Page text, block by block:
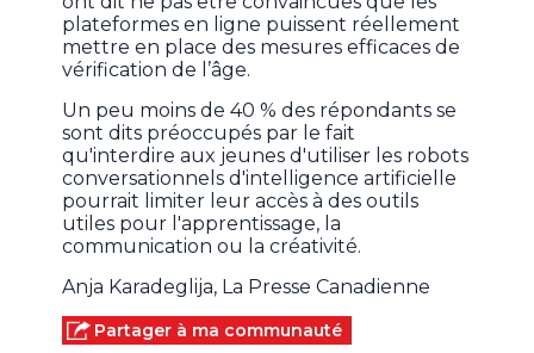
plateformes en ligne puissent réellement
mettre en place des mesures efficaces de
vérification de l’âge.
Un peu moins de 40 % des répondants se
sont dits préoccupés par le fait
qu'interdire aux jeunes d'utiliser les robots
conversationnels d'intelligence artificielle
pourrait limiter leur accès à des outils
utiles pour l'apprentissage, la
communication ou la créativité.
Anja Karadeglija, La Presse Canadienne
Partager à ma communauté